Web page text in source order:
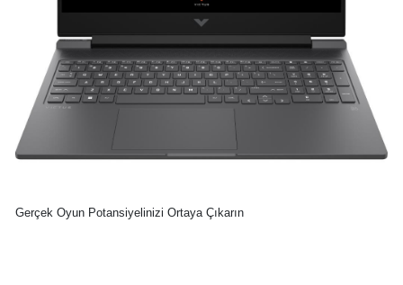
Gerçek Oyun Potansiyelinizi Ortaya Çıkarın